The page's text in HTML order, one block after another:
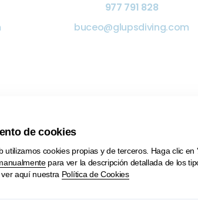
977 791 828
buceo@glupsdiving.com